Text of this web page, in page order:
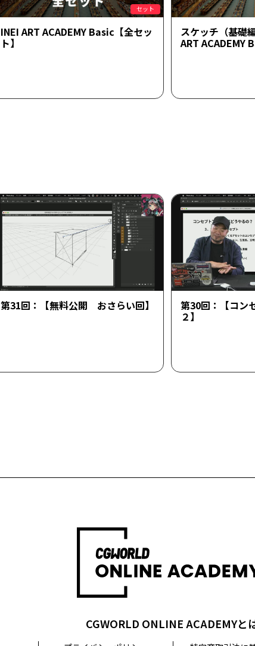
セット
INEI ART ACADEMY Basic【全セッ
ト】
スケッチ（基礎
ART ACADEMY
第31回：【無料公開 おさらい回】 第30回：【コン
２】
CGWORLD ONLINE ACADEMYと